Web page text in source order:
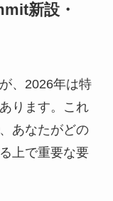
新設・
、2026年は特
ります。これ
あなたがどの
上で重要な要